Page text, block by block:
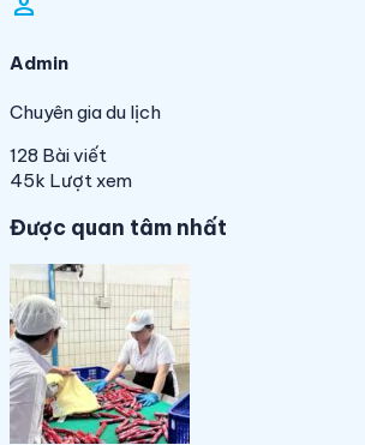
Admin
Chuyên gia du lịch
128 Bài viết
45k Lượt xem
Được quan tâm nhất